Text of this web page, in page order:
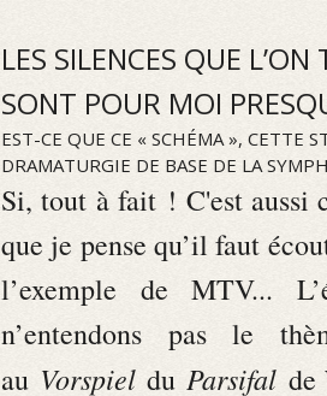
LES SILENCES QUE
SONT POUR MOI
EST-CE QUE CE « SCHÉMA », CETTE
DRAMATURGIE DE BASE DE LA
Si, tout à fait ! C'est aussi
que je pense qu’il faut
l’exemple de MTV...
n’entendons pas le
au VorspielduParsifal de